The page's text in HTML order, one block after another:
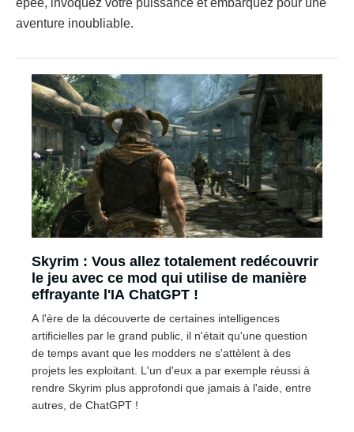
aventure inoubliable.
Skyrim : Vous allez totalement redécouvrir
le jeu avec ce mod qui utilise de manière
effrayante l'IA ChatGPT !
A l'ère de la découverte de certaines intelligences
artificielles par le grand public, il n'était qu'une question
de temps avant que les modders ne s'attèlent à des
projets les exploitant. L'un d'eux a par exemple réussi à
rendre Skyrim plus approfondi que jamais à l'aide, entre
autres, de ChatGPT !